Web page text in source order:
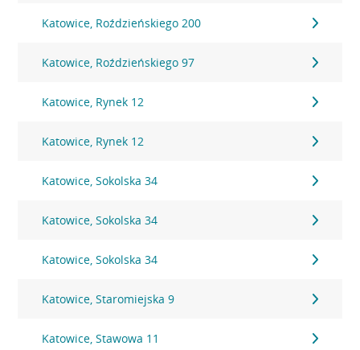
Katowice, Roździeńskiego 200
Katowice, Roździeńskiego 97
Katowice, Rynek 12
Katowice, Rynek 12
Katowice, Sokolska 34
Katowice, Sokolska 34
Katowice, Sokolska 34
Katowice, Staromiejska 9
Katowice, Stawowa 11